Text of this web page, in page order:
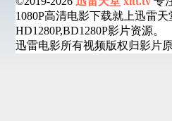
1080P高清电影下载就上迅雷
HD1280P,BD1280P影片资源。
迅雷电影所有视频版权归影片